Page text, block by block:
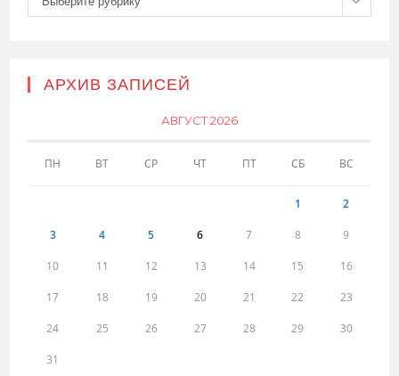
АРХИВ ЗАПИСЕЙ
АВГУСТ 2026
ПН ВТ СР ЧТ ПТ СБ ВС
1 2
3 4 5 6 7 8 9
10 11 12 13 14 15 16
17 18 19 20 21 22 23
24 25 26 27 28 29 30
31